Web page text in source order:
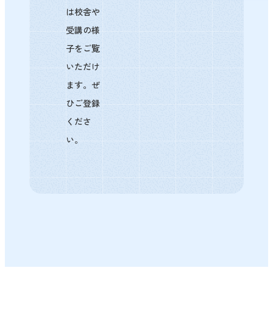
は校舎や
受講の様
子をご覧
いただけ
ます。ぜ
ひご登録
くださ
い。